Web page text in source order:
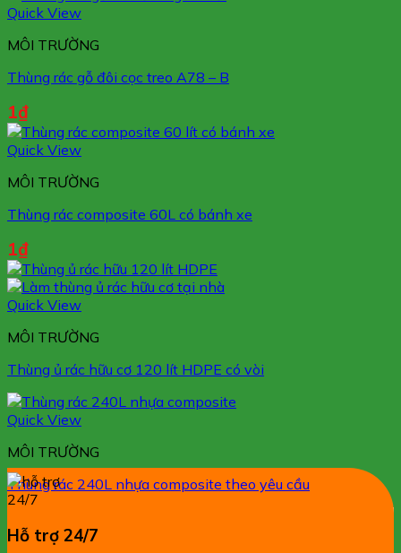
Quick View
MÔI TRƯỜNG
Thùng rác gỗ đôi cọc treo A78 – B
1₫
Quick View
MÔI TRƯỜNG
Thùng rác composite 60L có bánh xe
1₫
Quick View
MÔI TRƯỜNG
Thùng ủ rác hữu cơ 120 lít HDPE có vòi
Quick View
MÔI TRƯỜNG
Thùng rác 240L nhựa composite theo yêu cầu
Hỗ trợ 24/7